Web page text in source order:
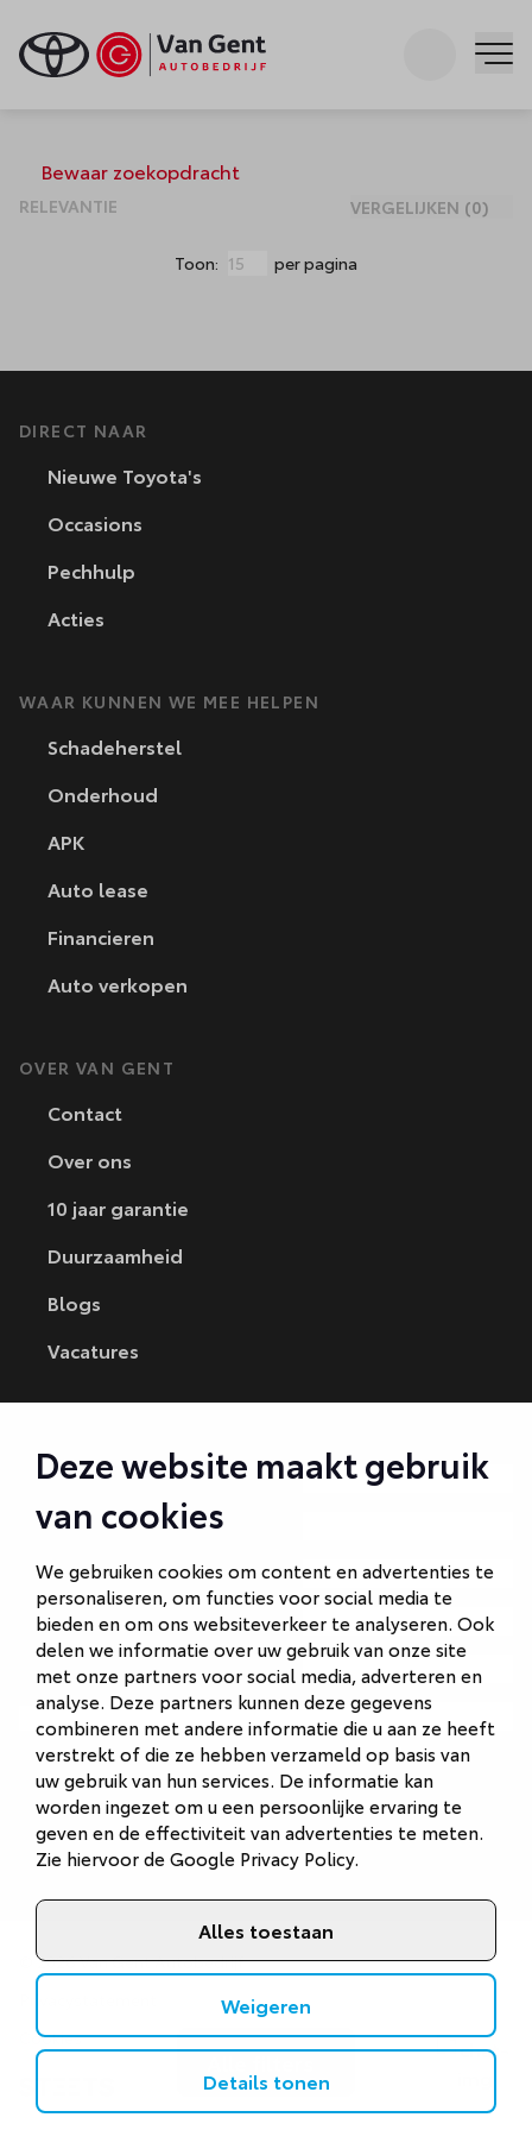
Deze website maakt gebruik
van cookies
We gebruiken cookies om content en advertenties te
personaliseren, om functies voor social media te
bieden en om ons websiteverkeer te analyseren. Ook
delen we informatie over uw gebruik van onze site
met onze partners voor social media, adverteren en
analyse. Deze partners kunnen deze gegevens
combineren met andere informatie die u aan ze heeft
verstrekt of die ze hebben verzameld op basis van
uw gebruik van hun services. De informatie kan
worden ingezet om u een persoonlijke ervaring te
geven en de effectiviteit van advertenties te meten.
Zie hiervoor deGoogle Privacy Policy.
Alles toestaan
Weigeren
Details tonen
Zoeken
Occasions
Bewaar zoekopdracht
VERGELIJKEN (0)
Toon: per pagina
Alle filters
DIRECT NAAR
Nieuwe Toyota's
Occasions
Pechhulp
Acties
WAAR KUNNEN WE MEE HELPEN
Schadeherstel
Onderhoud
APK
Auto lease
Financieren
Auto verkopen
OVER VAN GENT
Contact
Over ons
10 jaar garantie
Duurzaamheid
Blogs
Vacatures
Autobedrijf Amersfoort
Autobedrijf Ede
Autobedrijf Hilversum
Autobedrijf Naarden
Autobedrijf Veenendaal
Van Gent Schadeherstel
©2026Van Gent Autobedrijf
Cookies